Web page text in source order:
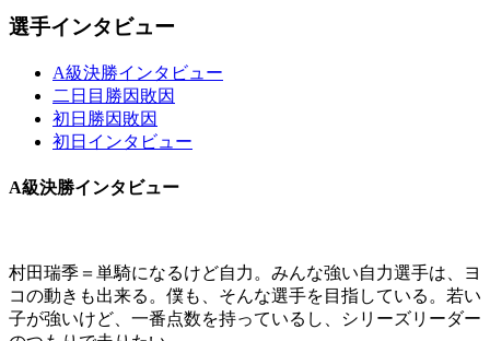
選手インタビュー
A級決勝インタビュー
二日目勝因敗因
初日勝因敗因
初日インタビュー
A級決勝インタビュー
村田瑞季＝単騎になるけど自力。みんな強い自力選手は、ヨ
コの動きも出来る。僕も、そんな選手を目指している。若い
子が強いけど、一番点数を持っているし、シリーズリーダー